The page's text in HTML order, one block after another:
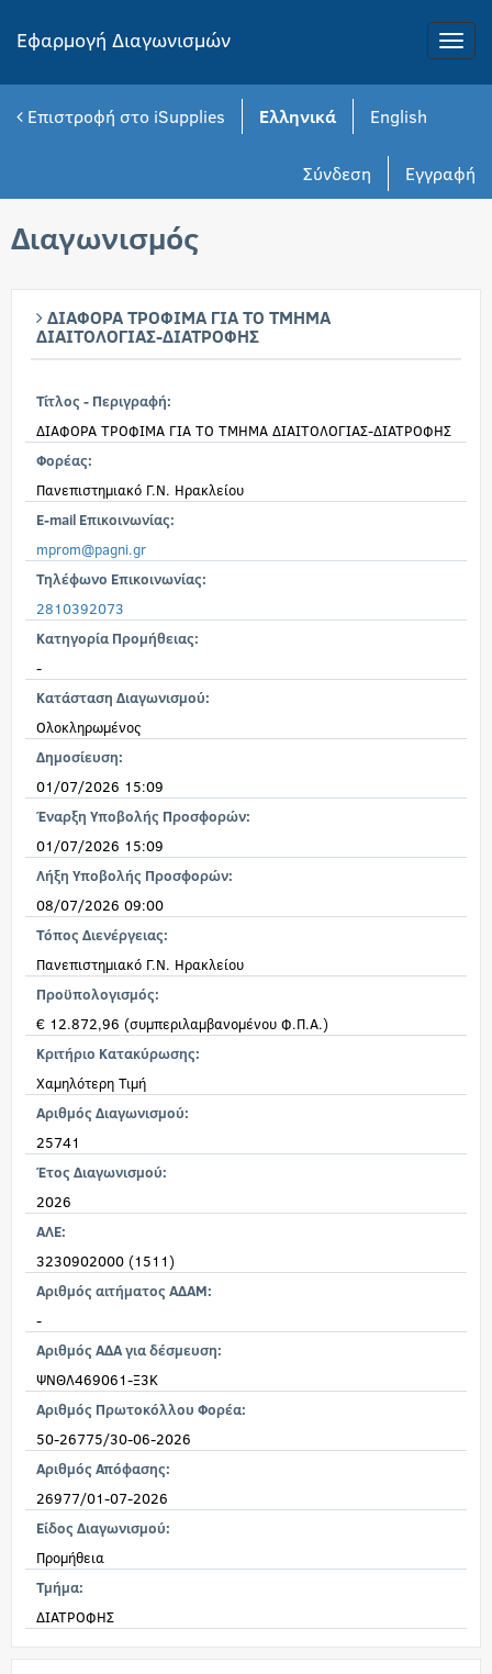
Toggle
Εφαρμογή Διαγωνισμών
Επιστροφή στο iSupplies Ελληνικά English
Εγγραφή
Σύνδεση
Διαγωνισμός
ΔΙΑΦΟΡΑ ΤΡΟΦΙΜΑ ΓΙΑ ΤΟ ΤΜΗΜΑ
ΔΙΑΙΤΟΛΟΓΙΑΣ-ΔΙΑΤΡΟΦΗΣ
Τίτλος - Περιγραφή:
ΔΙΑΦΟΡΑ ΤΡΟΦΙΜΑ ΓΙΑ ΤΟ ΤΜΗΜΑ ΔΙΑΙΤΟΛΟΓΙΑΣ-ΔΙΑΤΡΟΦΗΣ
Φορέας:
Πανεπιστημιακό Γ.Ν. Ηρακλείου
E-mail Επικοινωνίας:
mprom@pagni.gr
Τηλέφωνο Επικοινωνίας:
2810392073
Κατηγορία Προμήθειας:
-
Κατάσταση Διαγωνισμού:
Ολοκληρωμένος
Δημοσίευση:
01/07/2026 15:09
Έναρξη Υποβολής Προσφορών:
01/07/2026 15:09
Λήξη Υποβολής Προσφορών:
08/07/2026 09:00
Τόπος Διενέργειας:
Πανεπιστημιακό Γ.Ν. Ηρακλείου
Προϋπολογισμός:
€ 12.872,96 (συμπεριλαμβανομένου Φ.Π.Α.)
Κριτήριο Κατακύρωσης:
Χαμηλότερη Τιμή
Αριθμός Διαγωνισμού:
25741
Έτος Διαγωνισμού:
2026
ΑΛΕ:
3230902000 (1511)
Αριθμός αιτήματος ΑΔΑΜ:
-
Αριθμός ΑΔΑ για δέσμευση:
ΨΝΘΛ469061-Ξ3Κ
Αριθμός Πρωτοκόλλου Φορέα:
50-26775/30-06-2026
Αριθμός Απόφασης:
26977/01-07-2026
Είδος Διαγωνισμού:
Προμήθεια
Τμήμα:
ΔΙΑΤΡΟΦΗΣ